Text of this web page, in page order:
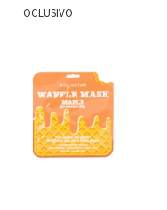
OCLUSIVO